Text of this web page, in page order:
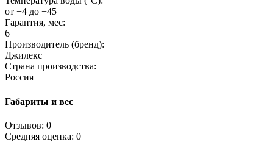
от +4 до +45
Гарантия, мес:
6
Производитель (бренд):
Джилекс
Страна производства:
Россия
Габариты и вес
Отзывов: 0
Средняя оценка: 0